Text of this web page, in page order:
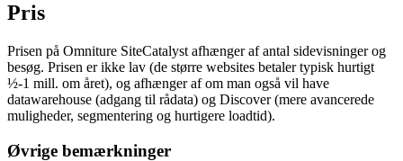
Pris
Prisen på Omniture SiteCatalyst afhænger af antal sidevisninger og
besøg. Prisen er ikke lav (de større websites betaler typisk hurtigt
½-1 mill. om året), og afhænger af om man også vil have
datawarehouse (adgang til rådata) og Discover (mere avancerede
muligheder, segmentering og hurtigere loadtid).
Øvrige bemærkninger